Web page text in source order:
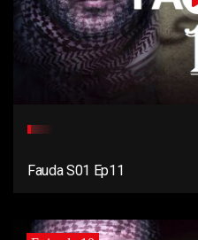
Fauda S01 Ep11